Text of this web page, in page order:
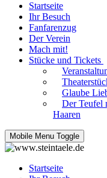
Startseite
Ihr Besuch
Fanfarenzug
Der Verein
Mach mit!
Stücke und Tickets
Glaube
Der Teufel
Haaren
Mobile Menu Toggle
Startseite